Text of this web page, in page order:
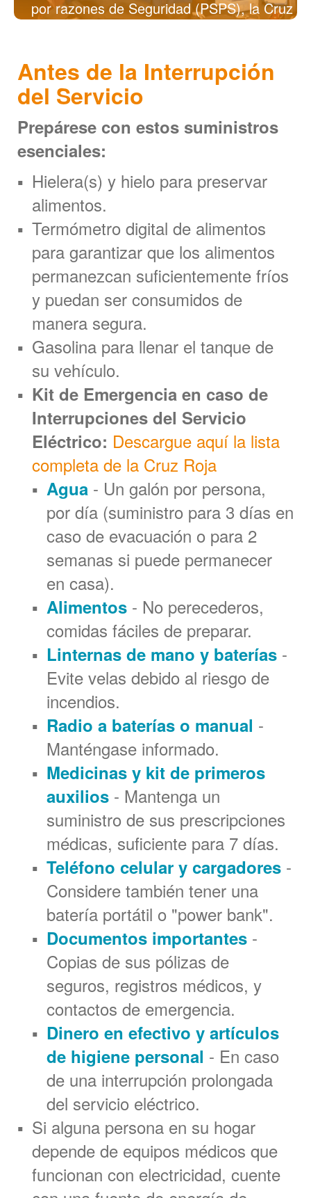
por razones de Seguridad (PSPS), la Cruz
proteger su propiedad, y reducir el nivel de
estrés.
Antes de la Interrupción
del Servicio
Prepárese con estos suministros
esenciales:
Hielera(s) y hielo para preservar
alimentos.
Termómetro digital de alimentos
para garantizar que los alimentos
permanezcan suficientemente fríos
y puedan ser consumidos de
manera segura.
Gasolina para llenar el tanque de
su vehículo.
Kit de Emergencia en caso de
Interrupciones del Servicio
Eléctrico: Descargue aquí la lista
completa de la Cruz Roja
Agua - Un galón por persona,
por día (suministro para 3 días en
caso de evacuación o para 2
semanas si puede permanecer
en casa).
Alimentos - No perecederos,
comidas fáciles de preparar.
Linternas de mano y baterías -
Evite velas debido al riesgo de
incendios.
Radio a baterías o manual -
Manténgase informado.
Medicinas y kit de primeros
auxilios - Mantenga un
suministro de sus prescripciones
médicas, suficiente para 7 días.
Teléfono celular y cargadores -
Considere también tener una
batería portátil o "power bank".
Documentos importantes -
Copias de sus pólizas de
seguros, registros médicos, y
contactos de emergencia.
Dinero en efectivo y artículos
de higiene personal - En caso
de una interrupción prolongada
del servicio eléctrico.
Si alguna persona en su hogar
depende de equipos médicos que
funcionan con electricidad, cuente